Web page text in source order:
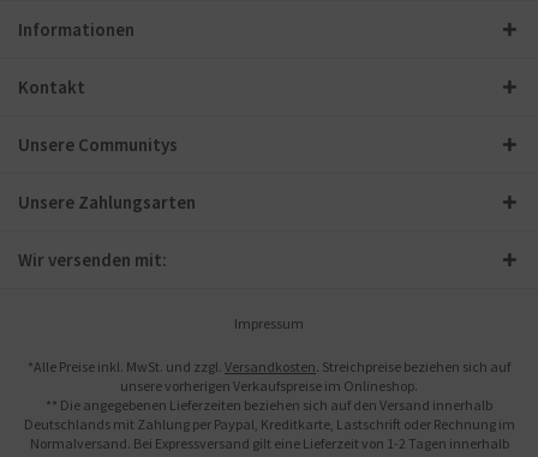
Informationen
Kontakt
Unsere Communitys
Unsere Zahlungsarten
Wir versenden mit:
Impressum
*Alle Preise inkl. MwSt. und zzgl. Versandkosten. Streichpreise beziehen sich auf
unsere vorherigen Verkaufspreise im Onlineshop.
** Die angegebenen Lieferzeiten beziehen sich auf den Versand innerhalb
Deutschlands mit Zahlung per Paypal, Kreditkarte, Lastschrift oder Rechnung im
Normalversand. Bei Expressversand gilt eine Lieferzeit von 1-2 Tagen innerhalb